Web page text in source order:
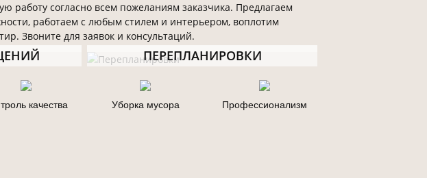
работу согласно всем пожеланиям заказчика. Предлагаем
работаем с любым стилем и интерьером, воплотим
Звоните для заявок и консультаций.
ПЕРЕПЛАНИРОВКИ
качества Уборка мусора Профессионализм